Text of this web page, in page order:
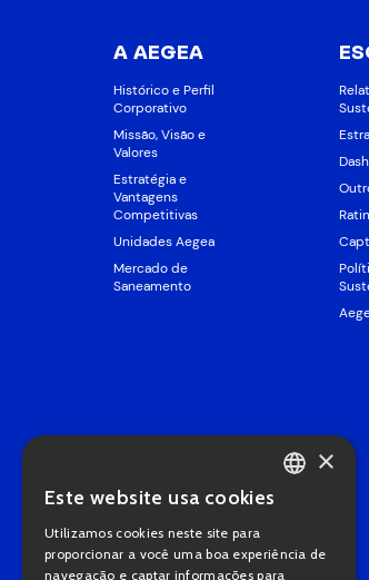
A AEGEA
Histórico e Perfil
Corporativo
Missão, Visão e
Valores
Estratégia e
Vantagens
Competitivas
Unidades Aegea
Mercado de
Saneamento
PORTUGUESE
×
Este website usa cookies
Utilizamos cookies neste site para
proporcionar a você uma boa experiência de
navegação e captar informações para